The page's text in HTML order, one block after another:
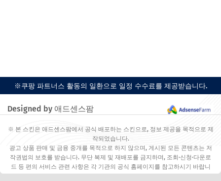
※쿠팡 파트너스 활동의 일환으로 일정 수수료를 제공받습니다.
Designed by 애드센스팜
※ 본 스킨은 애드센스팜에서 공식 배포하는 스킨으로, 정보 제공을 목적으로 제
작되었습니다.
광고 상품 판매 및 금융 중개를 목적으로 하지 않으며, 게시된 모든 콘텐츠는 저
작권법의 보호를 받습니다. 무단 복제 및 재배포를 금지하며, 조회·신청·다운로
드 등 편의 서비스 관련 사항은 각 기관의 공식 홈페이지를 참고하시기 바랍니